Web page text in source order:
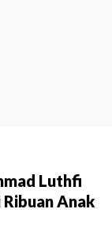
Luthfi
Anak